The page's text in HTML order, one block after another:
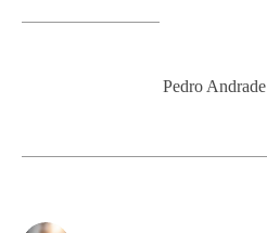
Pedro Andrade